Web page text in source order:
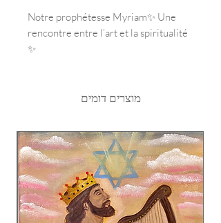
Notre prophétesse Myriam✨ Une
rencontre entre l’art et la spiritualité
✨
avec son tambourin comme le raconte
joie et la musique s’élèvent en
harmonie, un hommage vibrant à la
force féminine et à la liberté
d’expression spirituelle. 🌿
L’aquarelle capture cette danse
subtile entre le mouvement et la
מוצרים דומים